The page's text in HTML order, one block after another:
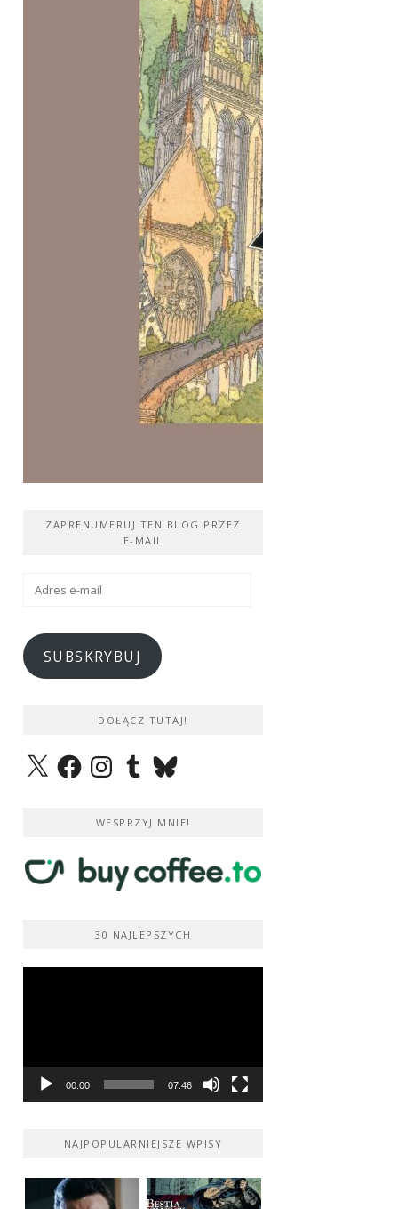
ZAPRENUMERUJ TEN BLOG PRZEZ
E-MAIL
Adres
SUBSKRYBUJ
DOŁĄCZ TUTAJ!
X FacebookInstagramTumblrBluesky
WESPRZYJ MNIE!
30 NAJLEPSZYCH
00:00 07:46
NAJPOPULARNIEJSZE WPISY